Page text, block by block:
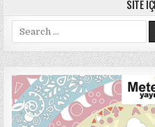
SITE
Search
for: